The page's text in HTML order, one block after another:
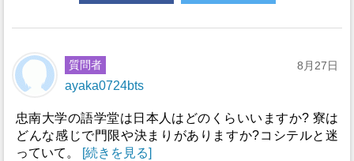
質問者
ayaka0724bts
8月27日
忠南大学の語学堂は日本人はどのくらいいますか? 寮は
どんな感じで門限や決まりがありますか?コシテルと迷
っていて。
[続きを見る]